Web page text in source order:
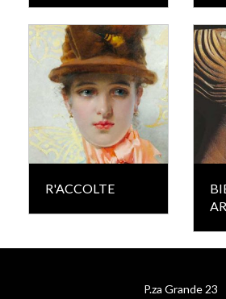
R'ACCOLTE
P.za Grande 23